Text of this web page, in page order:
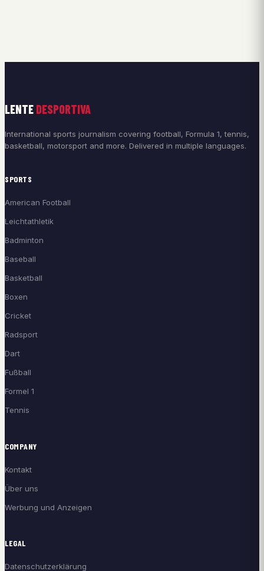
LENTE DESPORTIVA
International sports journalism covering football, Formula 1, tennis,
basketball, motorsport and more. Delivered in multiple languages.
SPORTS
American Football
Leichtathletik
Badminton
Baseball
Basketball
Boxen
Cricket
Radsport
Dart
Fußball
Formel 1
Tennis
COMPANY
Kontakt
Über uns
Werbung und Anzeigen
LEGAL
Datenschutzerklärung